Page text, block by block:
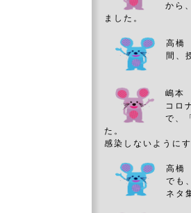
から
ました。
高橋
間、
嶋本
コロ
で、
た。
感染しないように
高橋
でも
ネタ